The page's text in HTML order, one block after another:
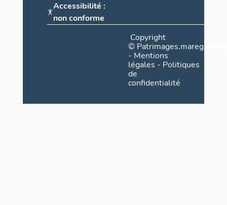
Accessibilité :
non conforme
Copyright
©
- Mentions
légales - Politiques
de
confidentialité